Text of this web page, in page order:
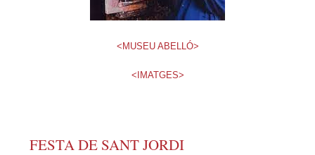
<MUSEU ABELLÓ>
<IMATGES>
FESTA DE SANT JORDI